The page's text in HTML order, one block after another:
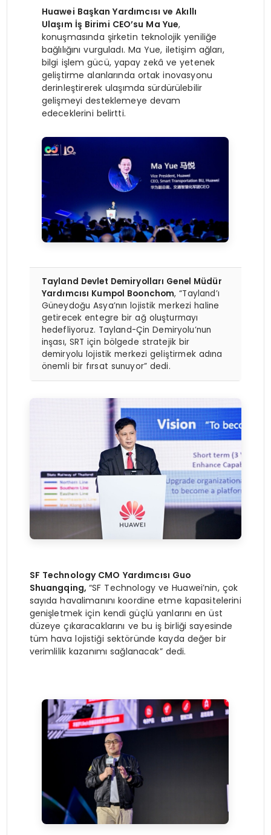
Huawei Başkan Yardımcısı ve Akıllı
Ulaşım İş Birimi CEO’su Ma Yue,
konuşmasında şirketin teknolojik yeniliğe
bağlılığını vurguladı. Ma Yue, iletişim ağları,
bilgi işlem gücü, yapay zekâ ve yetenek
geliştirme alanlarında ortak inovasyonu
derinleştirerek ulaşımda sürdürülebilir
gelişmeyi desteklemeye devam
edeceklerini belirtti.
Tayland Devlet Demiryolları Genel Müdür
Yardımcısı Kumpol Boonchom, “Tayland’ı
Güneydoğu Asya’nın lojistik merkezi haline
getirecek entegre bir ağ oluşturmayı
hedefliyoruz. Tayland-Çin Demiryolu’nun
inşası, SRT için bölgede stratejik bir
demiryolu lojistik merkezi geliştirmek adına
önemli bir fırsat sunuyor” dedi.
SF Technology CMO Yardımcısı Guo
Shuangqing,“SF Technology ve Huawei’nin, çok
sayıda havalimanını koordine etme kapasitelerini
genişletmek için kendi güçlü yanlarını en üst
düzeye çıkaracaklarını ve bu iş birliği sayesinde
tüm hava lojistiği sektöründe kayda değer bir
verimlilik kazanımı sağlanacak” dedi.